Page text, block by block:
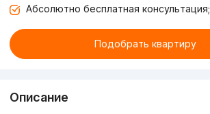
Абсолютно бесплатная консультация;
Подобрать квартиру
Описание